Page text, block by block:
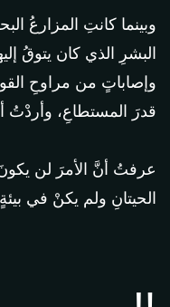
وبينما كانتِ المزارعُ
البشرِ الذي كان يتوقُ
وإصاباتٍ من مراوحِ
قدرَ المستطاعِ، وأردْتُ
عرفتُ أنَّ الأمرَ لن
الحيتانِ ولم يكنْ في